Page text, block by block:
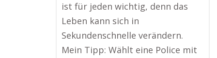
ist für jeden wichtig, denn das
Leben kann sich in
Sekundenschnelle verändern.
Mein Tipp: Wählt eine Police mit